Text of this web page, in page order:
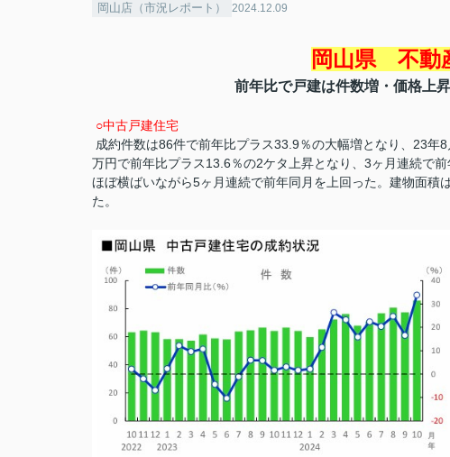
岡山店（市況レポート） 2024.12.09
岡山県 不動
前年比で戸建は件数増・価格上
○中古戸建住宅
成約件数は86件で前年比プラス33.9％の大幅増となり、23
万円で前年比プラス13.6％の2ケタ上昇となり、3ヶ月連続で
ほぼ横ばいながら5ヶ月連続で前年同月を上回った。建物面
た。